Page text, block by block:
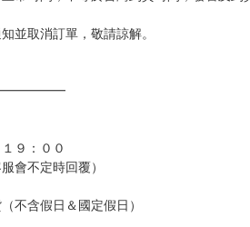
後出版，還請注意。
程錄影拍照存證，以保障買賣家雙方權益。
單後恕無法取消，請慎重下單。
及式樣請以實際商品為準，可能有色差。
並取消訂單，敬請諒解。